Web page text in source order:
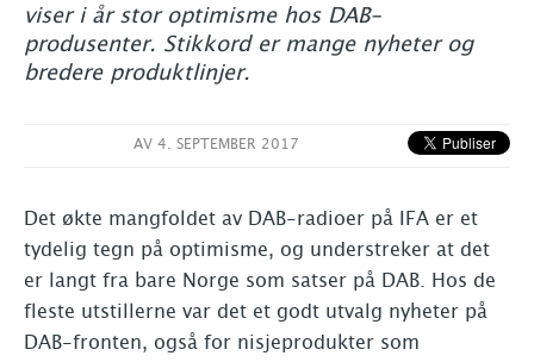
viser i år stor optimisme hos DAB-
produsenter. Stikkord er mange nyheter og
bredere produktlinjer.
AV 4. SEPTEMBER 2017
Det økte mangfoldet av DAB-radioer på IFA er et
tydelig tegn på optimisme, og understreker at det
er langt fra bare Norge som satser på DAB. Hos de
fleste utstillerne var det et godt utvalg nyheter på
DAB-fronten, også for nisjeprodukter som